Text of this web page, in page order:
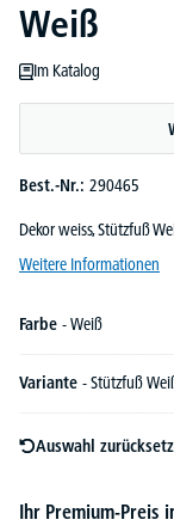
Weiß
Im Katalog
Best.-Nr.: 290465
Dekor weiss, Stützfuß
Weitere Informationen
Farbe - Weiß
Variante - Stützfuß
Auswahl
Ihr Premium-Preis